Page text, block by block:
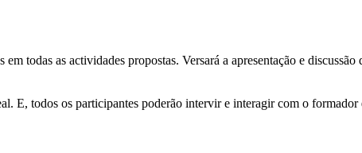
todas as actividades propostas. Versará a apresentação e
E, todos os participantes poderão intervir e interagir com o